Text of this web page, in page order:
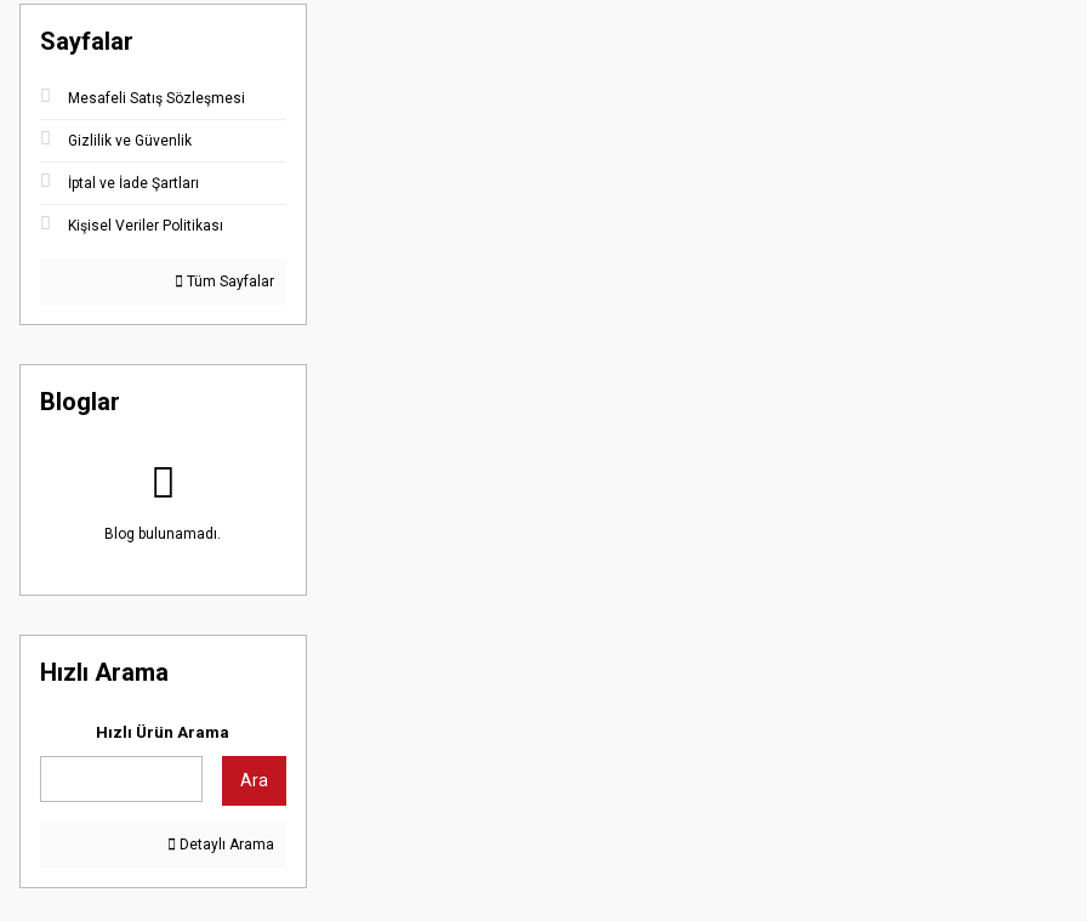
Sayfalar
Mesafeli Satış Sözleşmesi
Gizlilik ve Güvenlik
İptal ve İade Şartları
Kişisel Veriler Politikası
Tüm Sayfalar
Bloglar
Blog bulunamadı.
Hızlı Arama
Hızlı Ürün Arama
Ara
Detaylı Arama